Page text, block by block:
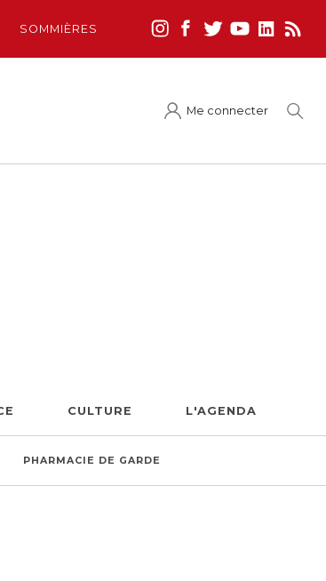
SOMMIÈRES
Me connecter
CULTURE L'AGENDA
PHARMACIE DE GARDE